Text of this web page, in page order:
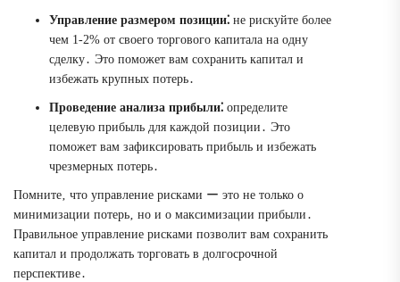
Управление размером позиции⁚ не рискуйте более
чем 1-2% от своего торгового капитала на одну
сделку․ Это поможет вам сохранить капитал и
избежать крупных потерь․
Проведение анализа прибыли⁚ определите
целевую прибыль для каждой позиции․ Это
поможет вам зафиксировать прибыль и избежать
чрезмерных потерь․
Помните‚ что управление рисками ー это не только о
минимизации потерь‚ но и о максимизации прибыли․
Правильное управление рисками позволит вам сохранить
капитал и продолжать торговать в долгосрочной
перспективе․